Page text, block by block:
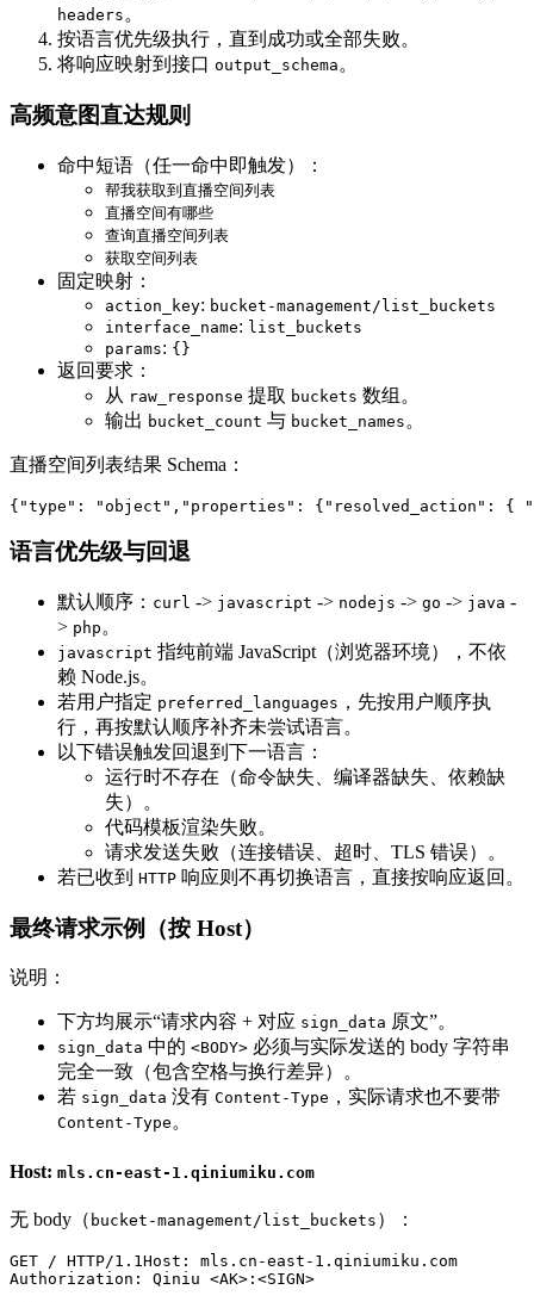
headers 。
按语言优先级执行，直到成功或全部失败。
将响应映射到接口 output_schema 。
高频意图直达规则
命中短语（任一命中即触发）：
帮我获取到直播空间列表
直播空间有哪些
查询直播空间列表
获取空间列表
固定映射：
action_key: bucket-management/list_buckets
interface_name: list_buckets
params: {}
返回要求：
从 raw_response 提取 buckets 数组。
输出 bucket_count 与 bucket_names 。
直播空间列表结果 Schema：
{ "type" : "object" , "properties" : { "resolved_action" : {
语言优先级与回退
默认顺序： curl -> javascript -> nodejs -> go -> java -
> php 。
javascript 指纯前端 JavaScript（浏览器环境），不依
赖 Node.js。
若用户指定 preferred_languages ，先按用户顺序执
行，再按默认顺序补齐未尝试语言。
以下错误触发回退到下一语言：
运行时不存在（命令缺失、编译器缺失、依赖缺
失）。
代码模板渲染失败。
请求发送失败（连接错误、超时、TLS 错误）。
若已收到 HTTP 响应则不再切换语言，直接按响应返回。
最终请求示例（按 Host）
说明：
下方均展示“请求内容 + 对应 sign_data 原文”。
sign_data 中的 <BODY> 必须与实际发送的 body 字符串
完全一致（包含空格与换行差异）。
若 sign_data 没有 Content-Type ，实际请求也不要带
Content-Type。
Host: mls.cn-east-1.qiniumiku.com
无 body（ bucket-management/list_buckets ）：
GET / HTTP/1.1Host :
Authorization :